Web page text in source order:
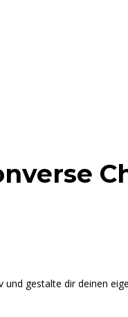
gestalte dir deinen